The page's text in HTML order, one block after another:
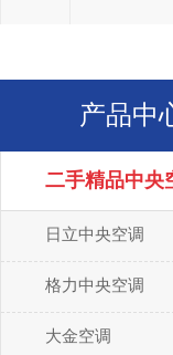
产品中
二手精品中央
日立中央空调
格力中央空调
大金空调